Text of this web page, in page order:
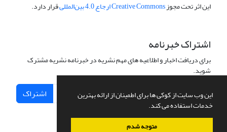
این وب سایت از کوکی ها برای اطمینان از ارائه بهترین
خدمات استفاده می کند.
متوجه شدم
این اثر تحت مجوزCreative Commons ارجاع 4.0 بین‌المللی قرار دارد.
اشتراک خبرنامه
برای دریافت اخبار و اطلاعیه های مهم نشریه در خبرنامه نشریه مشترک
شوید.
اشتراک